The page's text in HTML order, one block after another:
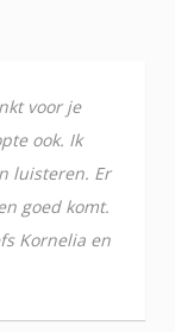
voor je
ook. Ik
luisteren. Er
goed komt.
Kornelia en